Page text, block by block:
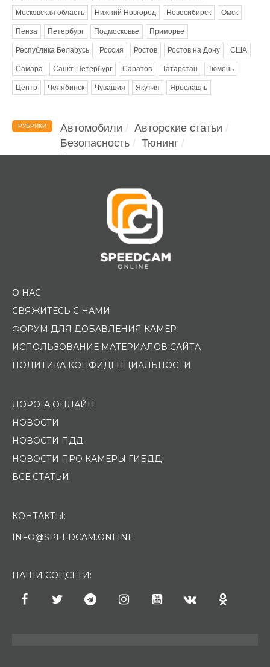
Московская область Нижний Новгород Новосибирск Омск
Пенза Петербург Подмосковье Приморье
Республика Беларусь Россия Ростов Ростов на Дону США
Самара Санкт-Петербург Саратов Татарстан Тюмень
Центр Челябинск Чувашия Якутия Ярославль
РУБРИКИ Автомобили
Авторские статьи
Безопасность
Тюнинг
Помощь водителю
О НАС
СВЯЖИТЕСЬ С НАМИ
ФОРУМ ДЛЯ ДОБАВЛЕНИЯ КАМЕР
ИСПОЛЬЗОВАНИЕ МАТЕРИАЛОВ САЙТА
ПОЛИТИКА КОНФИДЕНЦИАЛЬНОСТИ
ДОРОГА ОНЛАЙН
НОВОСТИ
НОВОСТИ ПДД
НОВОСТИ ПРО КАМЕРЫ ГИБДД
ВСЕ СТАТЬИ
КОНТАКТЫ:
INFO@SPEEDCAM.ONLINE
НАШИ СОЦСЕТИ: